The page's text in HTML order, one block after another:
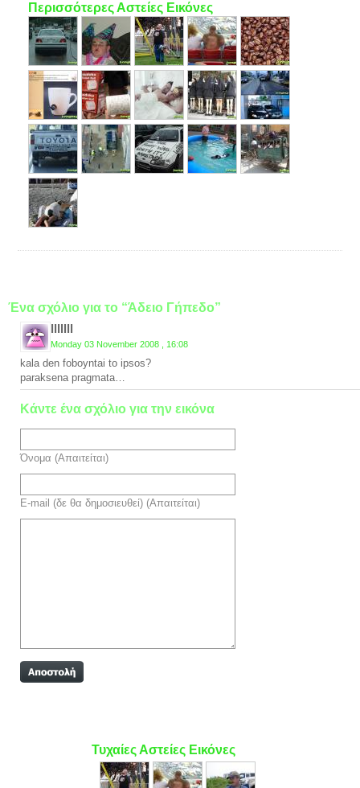
Περισσότερες Αστείες Εικόνες
Ένα σχόλιο για το “Άδειο Γήπεδο”
lllllll
Monday 03 November 2008 , 16:08
kala den foboyntai to ipsos?
paraksena pragmata…
Κάντε ένα σχόλιο για την εικόνα
Όνομα (Απαιτείται)
E-mail (δε θα δημοσιευθεί) (Απαιτείται)
Τυχαίες Αστείες Εικόνες